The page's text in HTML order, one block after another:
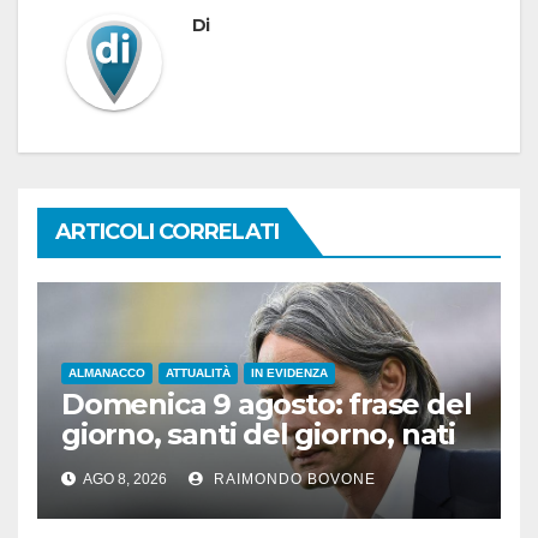
Di
ARTICOLI CORRELATI
ALMANACCO ATTUALITÀ IN EVIDENZA
Domenica 9 agosto: frase del
giorno, santi del giorno, nati
famosi, accadde oggi
AGO 8, 2026 RAIMONDO BOVONE